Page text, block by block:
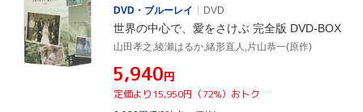
DVD・ブルーレイ
DVD
世界の中心で、愛をさけぶ 完全版 DVD-BOX
山田孝之,綾瀬はるか,緒形直人,片山恭一(原作)
¥5,940円
定価より15,950円（72%）おトク